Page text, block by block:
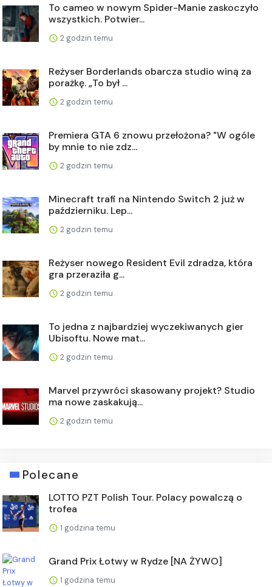
To cameo w nowym Spider-Manie zaskoczyło
wszystkich. Potwier...
2 godzin temu
Reżyser Borderlands obarcza studio winą za
porażkę. „To był ...
2 godzin temu
Premiera GTA 6 znowu przełożona? "W ogóle
by mnie to nie zdz...
2 godzin temu
Minecraft trafi na Nintendo Switch 2 już w
październiku. Lep...
2 godzin temu
Reżyser nowego Resident Evil zdradza, która
gra przeraziła g...
2 godzin temu
To jedna z najbardziej wyczekiwanych gier
Ubisoftu. Nowe mat...
2 godzin temu
Marvel przywróci skasowany projekt? Studio
ma nowe zaskakują...
2 godzin temu
Polecane
LOTTO PZT Polish Tour. Polacy powalczą o
trofea
1 godzina temu
Grand Prix Łotwy w Rydze [NA ŻYWO]
1 godzina temu